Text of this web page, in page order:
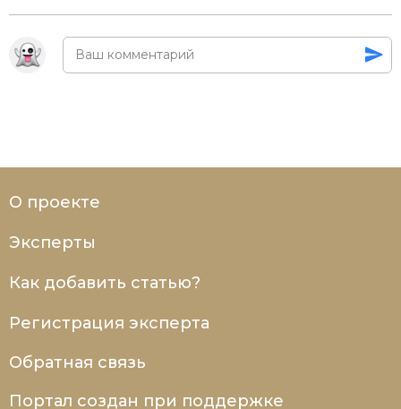
О проекте
Эксперты
Как добавить статью?
Регистрация эксперта
Обратная связь
Портал создан при поддержке